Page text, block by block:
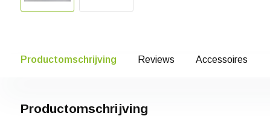
Productomschrijving Reviews Accessoires
Productomschrijving